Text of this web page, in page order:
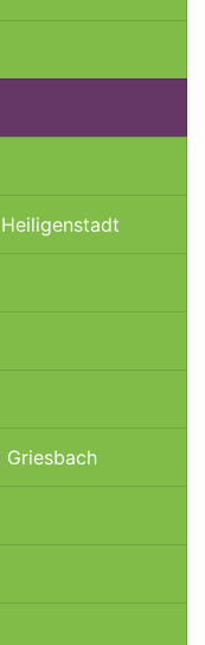
Griesbach